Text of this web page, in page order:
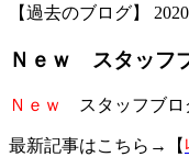
【過去のブログ】
Ｎｅｗ スタッフ
Ｎｅｗ スタッフブロ
最新記事はこちら→【